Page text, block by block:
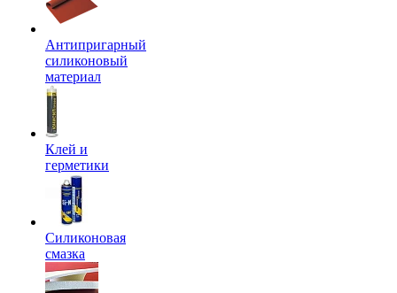
Антипригарный
силиконовый
материал
Клей и
герметики
Силиконовая
смазка